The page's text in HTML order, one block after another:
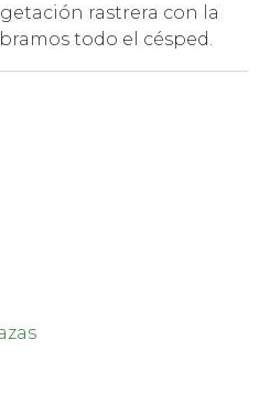
rastrera con la
todo el césped.